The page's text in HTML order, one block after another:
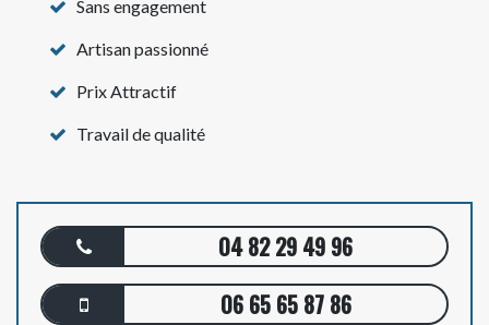
Sans engagement
Artisan passionné
Prix Attractif
Travail de qualité
04 82 29 49 96
06 65 65 87 86